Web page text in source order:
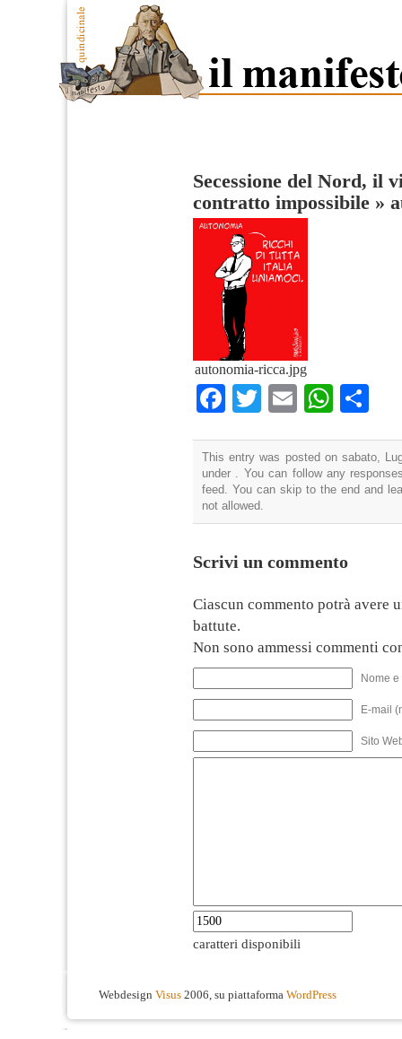
Secessione del Nord, il
contratto impossibile »
autonomia-ricca.jpg
Facebook
TwitterEmail
This entry was posted on sabato,
under . You can follow any
feed. You can skip to the end and
not allowed.
Scrivi un commento
Ciascun commento potrà avere
battute.
Non sono ammessi commenti
Nome
E-mail
Sito
caratteri disponibili
Webdesign Visus 2006, su piattaforma WordPress